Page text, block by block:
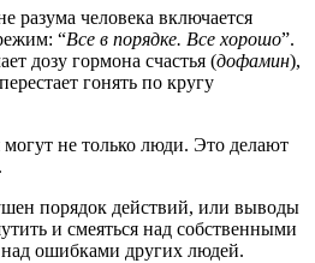
разума человека включается
“Все в порядке. Все хорошо”.
дозу гормона счастья (дофамин),
гонять по кругу
не только люди. Это делают
порядок действий, или выводы
и смеяться над собственными
ошибками других людей.